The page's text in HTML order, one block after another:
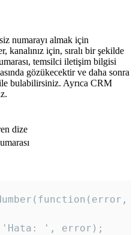
numarayı almak için
kanalınız için, sıralı bir şekilde
temsilci iletişim bilgisi
gözükecektir ve daha sonra
bulabilirsiniz. Ayrıca CRM
dize
', error);